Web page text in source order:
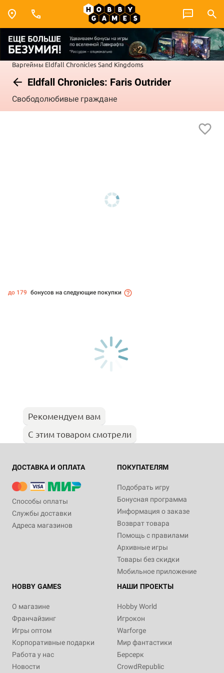
Варгеймы Eldfall ChroniclesSand Kingdoms
Eldfall Chronicles: Faris Outrider
Свободолюбивые граждане
до 179 бонусов на следующие покупки
Рекомендуем вам
С этим товаром смотрели
ДОСТАВКА И ОПЛАТА
Способы оплаты
Службы доставки
Адреса магазинов
ПОКУПАТЕЛЯМ
Подобрать игру
Бонусная программа
Информация о заказе
Возврат товара
Помощь с правилами
Архивные игры
Товары без скидки
Мобильное приложение
HOBBY GAMES
О магазине
Франчайзинг
Игры оптом
Корпоративные подарки
Работа у нас
Новости
НАШИ ПРОЕКТЫ
Hobby World
Игрокон
Warforge
Мир фантастики
Берсерк
CrowdRepublic